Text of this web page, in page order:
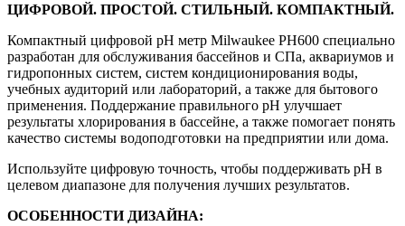
ЦИФРОВОЙ. ПРОСТОЙ. СТИЛЬНЫЙ. КОМПАКТНЫЙ.
Компактный цифровой pH метр Milwaukee PH600 специально
разработан для обслуживания бассейнов и СПа, аквариумов и
гидропонных систем, систем кондиционирования воды,
учебных аудиторий или лабораторий, а также для бытового
применения. Поддержание правильного pH улучшает
результаты хлорирования в бассейне, а также помогает понять
качество системы водоподготовки на предприятии или дома.
Используйте цифровую точность, чтобы поддерживать pH в
целевом диапазоне для получения лучших результатов.
ОСОБЕННОСТИ ДИЗАЙНА: